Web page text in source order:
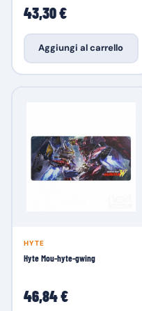
43,30 €
Aggiungi al carrello
HYTE
Hyte Mou-hyte-gwing
46,84 €